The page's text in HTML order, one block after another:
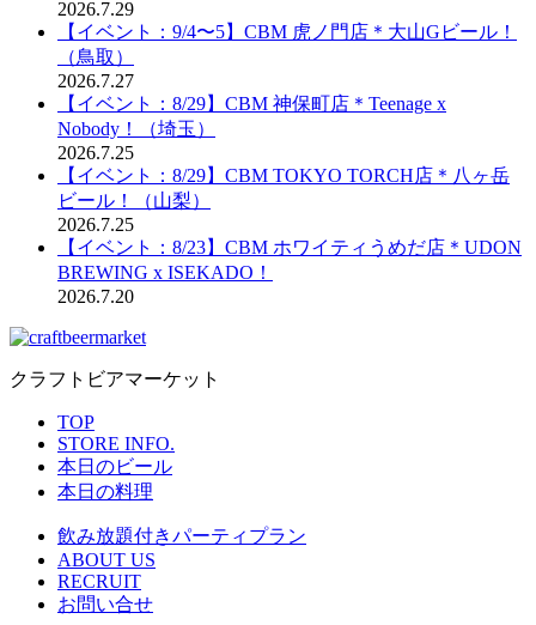
2026.7.29
【イベント：9/4〜5】CBM 虎ノ門店＊大山Gビール！
（鳥取）
2026.7.27
【イベント：8/29】CBM 神保町店＊Teenage x
Nobody！（埼玉）
2026.7.25
【イベント：8/29】CBM TOKYO TORCH店＊八ヶ岳
ビール！（山梨）
2026.7.25
【イベント：8/23】CBM ホワイティうめだ店＊UDON
BREWING x ISEKADO！
2026.7.20
クラフトビアマーケット
TOP
STORE INFO.
本日のビール
本日の料理
飲み放題付きパーティプラン
ABOUT US
RECRUIT
お問い合せ